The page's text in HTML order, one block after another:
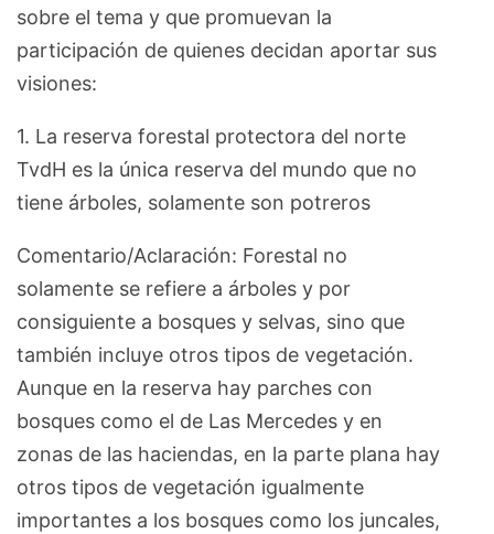
sobre el tema y que promuevan la
participación de quienes decidan aportar sus
visiones:
1. La reserva forestal protectora del norte
TvdH es la única reserva del mundo que no
tiene árboles, solamente son potreros
Comentario/Aclaración: Forestal no
solamente se refiere a árboles y por
consiguiente a bosques y selvas, sino que
también incluye otros tipos de vegetación.
Aunque en la reserva hay parches con
bosques como el de Las Mercedes y en
zonas de las haciendas, en la parte plana hay
otros tipos de vegetación igualmente
importantes a los bosques como los juncales,